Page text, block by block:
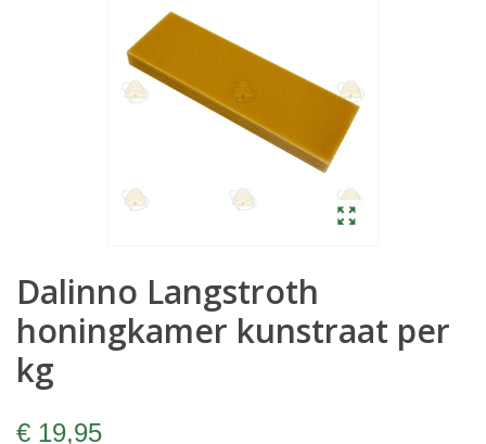
Dalinno Langstroth
honingkamer kunstraat per
kg
€ 19,95